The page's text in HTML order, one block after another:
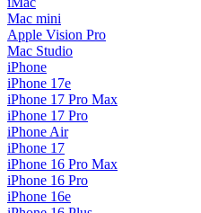
Mac mini
Apple Vision Pro
Mac Studio
iPhone
iPhone 17e
iPhone 17 Pro Max
iPhone 17 Pro
iPhone Air
iPhone 17
iPhone 16 Pro Max
iPhone 16 Pro
iPhone 16e